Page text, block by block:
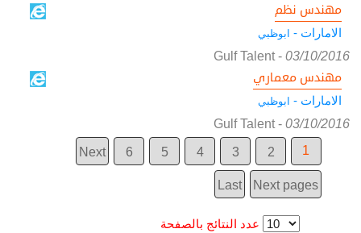
مهندس نظم
الامارات - ابوظبي
Gulf Talent- 03/10/2016
مهندس معماري
الامارات - ابوظبي
Gulf Talent- 03/10/2016
1
2
3
4
5
6
Next
Next pages
Last
عدد النتائج بالصفحة